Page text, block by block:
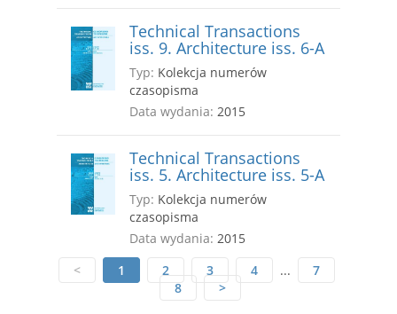
Technical Transactions
iss. 9. Architecture iss. 6-A
Typ: Kolekcja numerów
czasopisma
Data wydania: 2015
Technical Transactions
iss. 5. Architecture iss. 5-A
Typ: Kolekcja numerów
czasopisma
Data wydania: 2015
<
1 2 3 4 ...
7
8
>